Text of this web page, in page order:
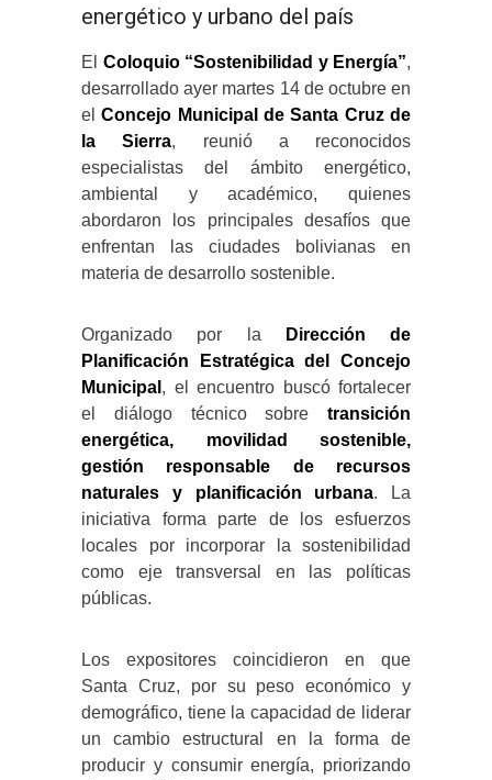
energético y urbano del país
El Coloquio “Sostenibilidad y Energía”,
desarrollado ayer martes 14 de octubre en
elConcejo Municipal de Santa Cruz de
la Sierra, reunió a reconocidos
especialistas del ámbito energético,
ambiental y académico, quienes
abordaron los principales desafíos que
enfrentan las ciudades bolivianas en
materia de desarrollo sostenible.
Organizado por la
Dirección de
Planificación Estratégica del Concejo
Municipal , el encuentro buscó fortalecer
el diálogo técnico sobre transición
energética, movilidad sostenible,
gestión responsable de recursos
naturales y planificación urbana. La
iniciativa forma parte de los esfuerzos
locales por incorporar la sostenibilidad
como eje transversal en las políticas
públicas.
Los expositores coincidieron en que
Santa Cruz, por su peso económico y
demográfico, tiene la capacidad de liderar
un cambio estructural en la forma de
producir y consumir energía, priorizando